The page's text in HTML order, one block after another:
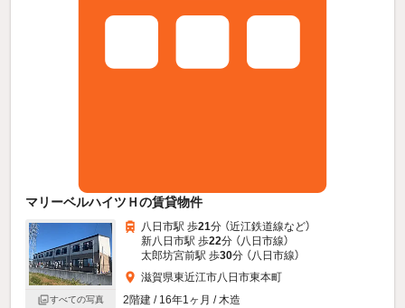
マリーベルハイツＨの賃貸物件
すべての写真
八日市駅 歩21分 （近江鉄道線など）
新八日市駅 歩22分 （八日市線）
太郎坊宮前駅 歩30分 （八日市線）
滋賀県東近江市八日市東本町
2階建 / 16年1ヶ月 / 木造